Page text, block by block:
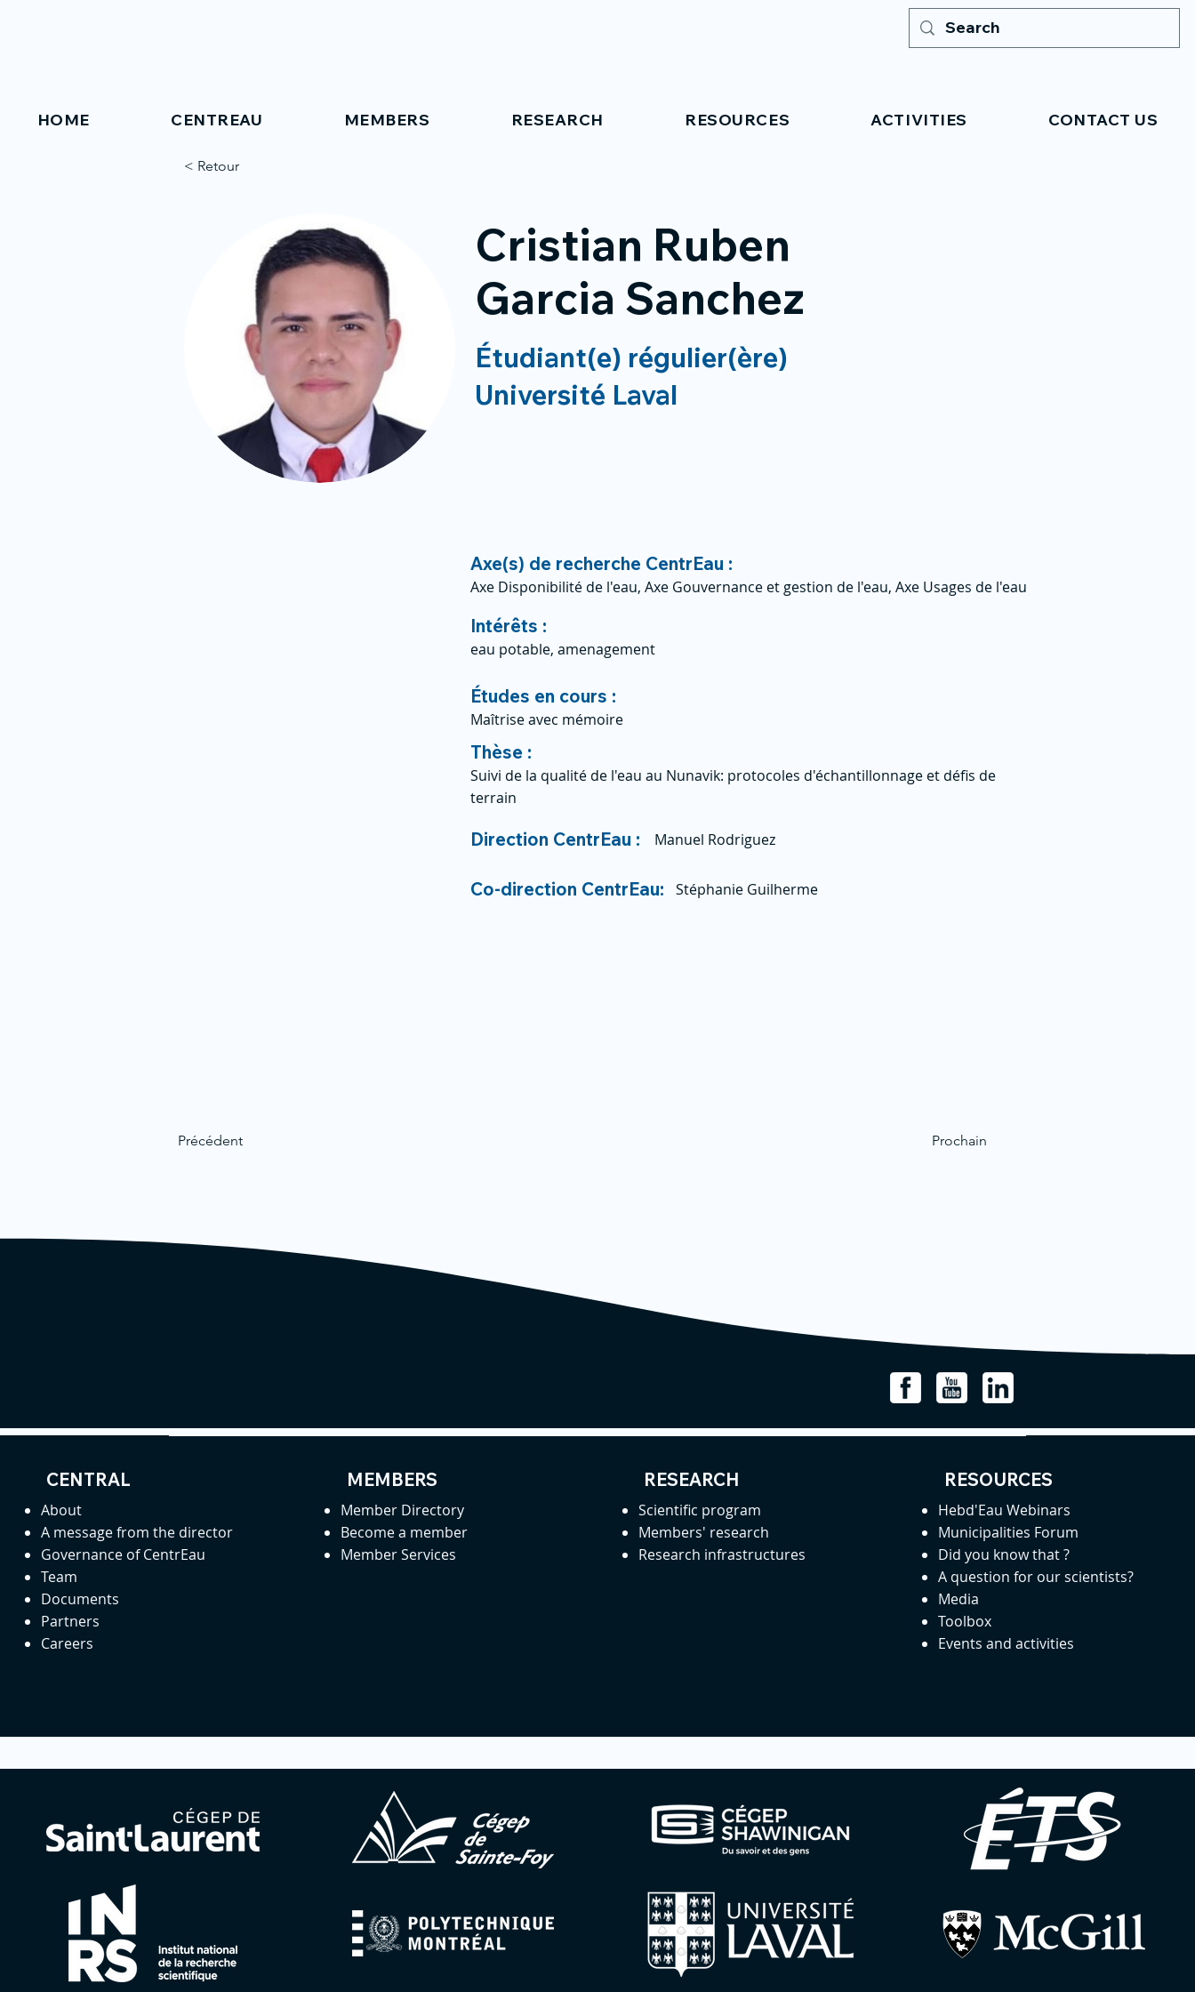
HOME CENTREAU MEMBERS RESEARCH RESOURCES ACTIVITIES CONTACT US
< Retour
Cristian Ruben
Garcia Sanchez
Étudiant(e) régulier(ère)
Université Laval
Axe(s) de recherche CentrEau :
Axe Disponibilité de l'eau, Axe Gouvernance et gestion de l'eau, Axe Usages de l'eau
Intérêts :
eau potable, amenagement
Études en cours :
Maîtrise avec mémoire
Thèse :
Suivi de la qualité de l'eau au Nunavik: protocoles d'échantillonnage et défis de
terrain
Précédent
Direction CentrEau : Manuel Rodriguez
Co-direction CentrEau: Stéphanie Guilherme
Prochain
CENTRAL
About
A message from the director
Governance of CentrEau
Team
Documents
Partners
Careers
MEMBERS
Member Directory
Become a member
Member Services
RESEARCH
Scientific program
Members' research
Research infrastructures
RESOURCES
Hebd'Eau Webinars
Municipalities Forum
Did you know that ?
A question for our scientists?
Media
Toolbox
Events and activities